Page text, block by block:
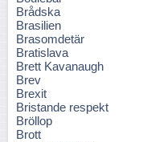
Brådska
Brasilien
Brasomdetär
Bratislava
Brett Kavanaugh
Brev
Brexit
Bristande respekt
Bröllop
Brott